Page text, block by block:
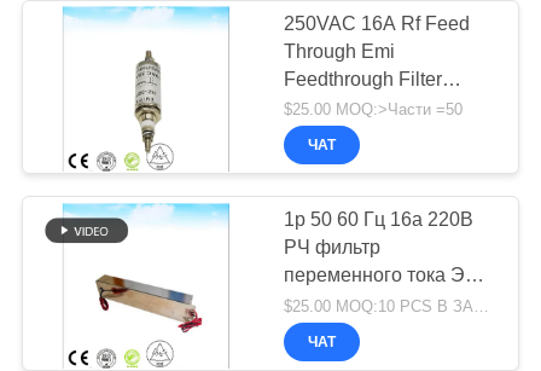
НОВОСТИ
PRIVACY
POLICY
250VAC 16A Rf Feed
Through Emi
Feedthrough Filter
Электрический фильтр
питания для защиты от
RF
$25.00 MOQ:>Части =50
ЧАТ
1p 50 60 Гц 16а 220В
РЧ фильтр
переменного тока ЭМС
фильтр постоянного
тока РЧ экранирующая
комната безэховая
$25.00 MOQ:10 PCS В ЗАКАЗ
ЧАТ